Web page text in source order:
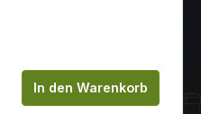
kalkaltig. Große
Tag und Nacht
den
In den Warenkorb